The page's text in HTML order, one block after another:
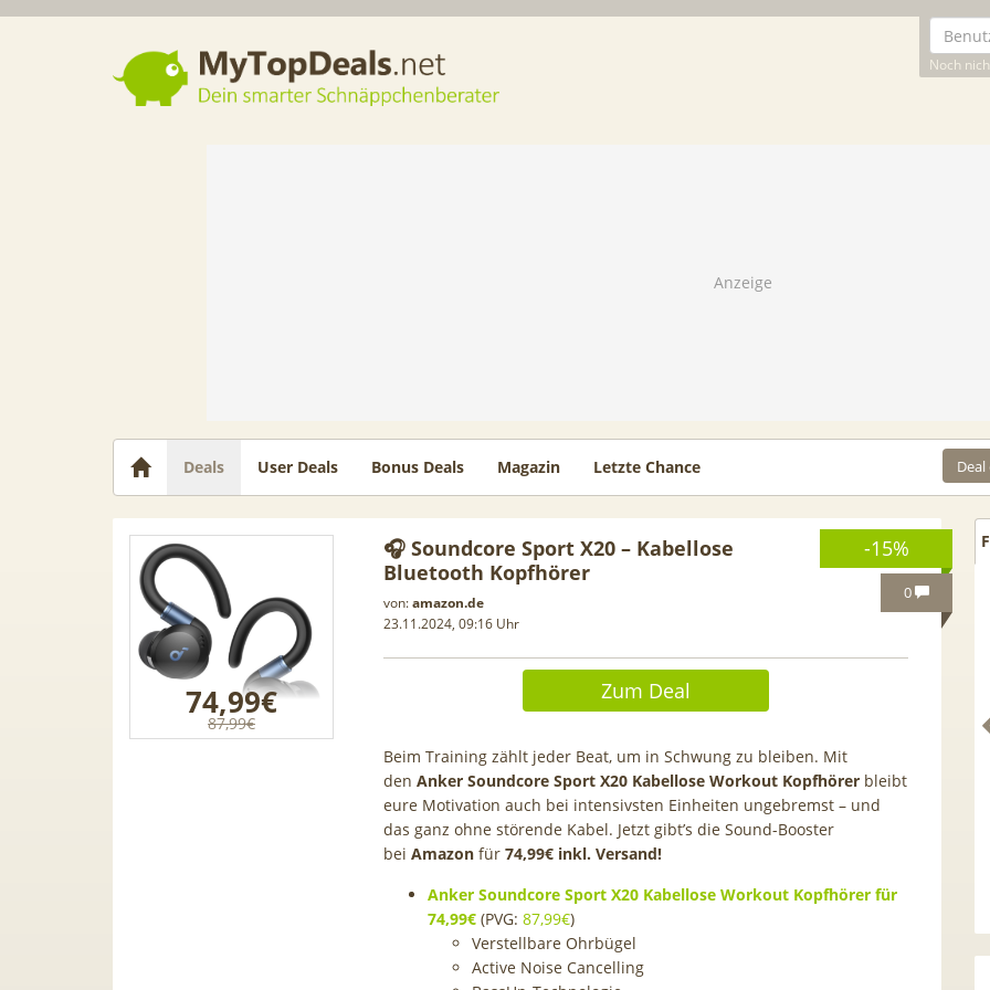
Noch
Dein smarter Schnäppchenberater
Deals User Deals Bonus Deals Magazin Letzte Chance
-15%
0
74,99€
87,99€
🎧 Soundcore Sport X20 – Kabellose
Bluetooth Kopfhörer
von:amazon.de
23.11.2024, 09:16 Uhr
Zum Deal
Beim Training zählt jeder Beat, um in Schwung zu bleiben. Mit
den Anker Soundcore Sport X20 Kabellose Workout Kopfhörer bleibt
eure Motivation auch bei intensivsten Einheiten ungebremst – und
das ganz ohne störende Kabel. Jetzt gibt’s die Sound-Booster
bei Amazon für 74,99€ inkl. Versand!
Anker Soundcore Sport X20 Kabellose Workout Kopfhörer für
74,99€ (PVG: 87,99€)
Verstellbare Ohrbügel
Active Noise Cancelling
TV-Sender (280 in HD) via
waipu.tv Perfect Plus ab 9€
mtl.
Klimagerät | Kühlen /
Luftentfeuchten | 9.000